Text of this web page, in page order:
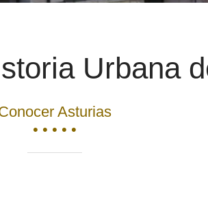
Urbana
Asturias
• • • • •